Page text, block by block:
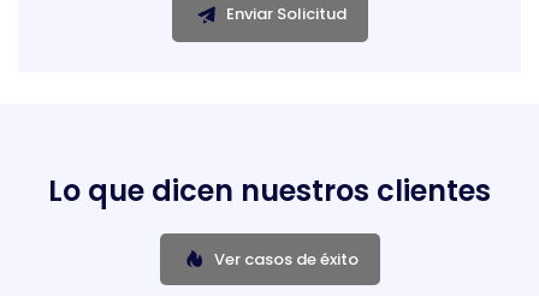
Enviar Solicitud
Lo que dicen nuestros clientes
Ver casos de éxito